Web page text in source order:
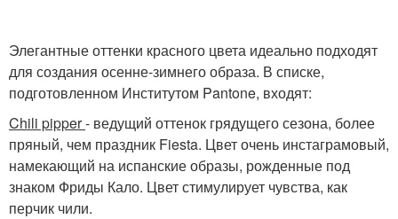
Элегантные оттенки красного цвета идеально подходят
для создания осенне-зимнего образа. В списке,
подготовленном Институтом Pantone, входят:
Chili pipper- ведущий оттенок грядущего сезона, более
пряный, чем праздник Fiesta. Цвет очень инстаграмовый,
намекающий на испанские образы, рожденные под
знаком Фриды Кало. Цвет стимулирует чувства, как
перчик чили.